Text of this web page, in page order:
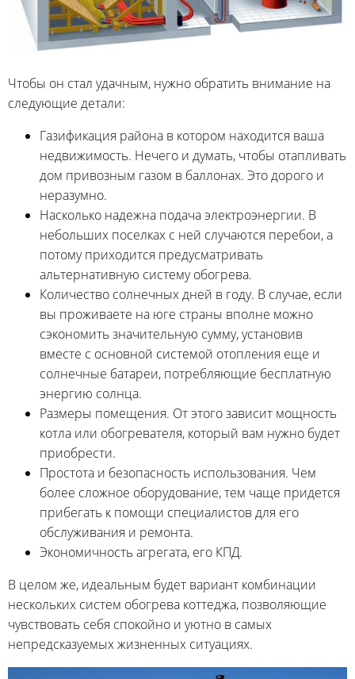
Чтобы он стал удачным, нужно обратить внимание на
следующие детали:
Газификация района в котором находится ваша
недвижимость. Нечего и думать, чтобы отапливать
дом привозным газом в баллонах. Это дорого и
неразумно.
Насколько надежна подача электроэнергии. В
небольших поселках с ней случаются перебои, а
потому приходится предусматривать
альтернативную систему обогрева.
Количество солнечных дней в году. В случае, если
вы проживаете на юге страны вполне можно
сэкономить значительную сумму, установив
вместе с основной системой отопления еще и
солнечные батареи, потребляющие бесплатную
энергию солнца.
Размеры помещения. От этого зависит мощность
котла или обогревателя, который вам нужно будет
приобрести.
Простота и безопасность использования. Чем
более сложное оборудование, тем чаще придется
прибегать к помощи специалистов для его
обслуживания и ремонта.
Экономичность агрегата, его КПД.
В целом же, идеальным будет вариант комбинации
нескольких систем обогрева коттеджа, позволяющие
чувствовать себя спокойно и уютно в самых
непредсказуемых жизненных ситуациях.